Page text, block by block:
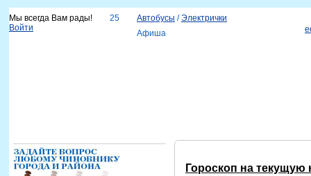
Мы всегда Вам рады!
Войти
25 Автобусы /Электрички
Афиша
Гороскоп на текущую